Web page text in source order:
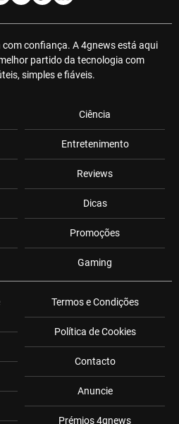
com confiança. A 4gnews está aqui
partido da tecnologia com
simples e fiáveis.
Ciência
Entretenimento
Reviews
Dicas
Promoções
Gaming
Termos e Condições
Política de Cookies
Contacto
Anuncie
Prémios 4gnews